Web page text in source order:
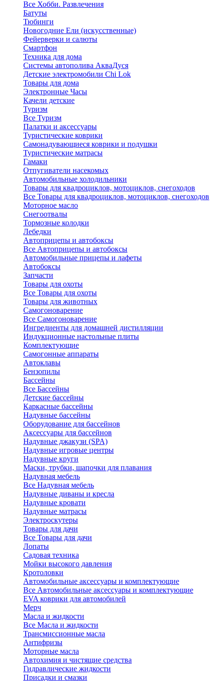
Все Хобби. Развлечения
Батуты
Тюбинги
Новогодние Ели (искусственные)
Фейерверки и салюты
Смартфон
Техника для дома
Системы автополива АкваДуся
Детские электромобили Chi Lok
Товары для дома
Электронные Часы
Качели детские
Туризм
Все Туризм
Палатки и аксессуары
Туристические коврики
Самонадувающиеся коврики и подушки
Туристические матрасы
Гамаки
Отпугиватели насекомых
Автомобильные холодильники
Товары для квадроциклов, мотоциклов, снегоходов
Все Товары для квадроциклов, мотоциклов, снегоходов
Моторное масло
Снегоотвалы
Тормозные колодки
Лебедки
Автоприцепы и автобоксы
Все Автоприцепы и автобоксы
Автомобильные прицепы и лафеты
Автобоксы
Запчасти
Товары для охоты
Все Товары для охоты
Товары для животных
Самогоноварение
Все Самогоноварение
Ингредиенты для домашней дистилляции
Индукционные настольные плиты
Комплектующие
Самогонные аппараты
Автоклавы
Бензопилы
Бассейны
Все Бассейны
Детские бассейны
Каркасные бассейны
Надувные бассейны
Оборудование для бассейнов
Аксессуары для бассейнов
Надувные джакузи (SPA)
Надувные игровые центры
Надувные круги
Маски, трубки, шапочки для плавания
Надувная мебель
Все Надувная мебель
Надувные диваны и кресла
Надувные кровати
Надувные матрасы
Электроскутеры
Товары для дачи
Все Товары для дачи
Лопаты
Садовая техника
Мойки высокого давления
Кротоловки
Автомобильные аксессуары и комплектующие
Все Автомобильные аксессуары и комплектующие
EVA коврики для автомобилей
Мерч
Масла и жидкости
Все Масла и жидкости
Трансмиссионные масла
Антифризы
Моторные масла
Автохимия и чистящие средства
Гидравлические жидкости
Присадки и смазки